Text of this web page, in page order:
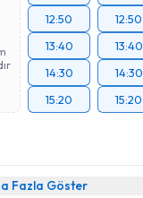
12:50
13:40
14:30
15:20
12:50
13:40
14:30
15:20
Fazla Göster